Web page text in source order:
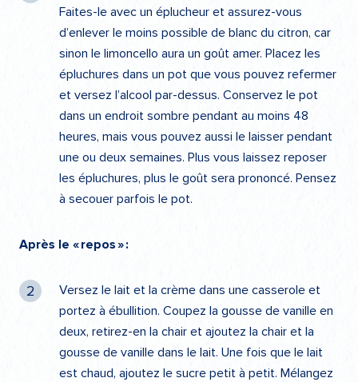
Faites-le avec un éplucheur et assurez-vous
d’enlever le moins possible de blanc du citron, car
sinon le limoncello aura un goût amer. Placez les
épluchures dans un pot que vous pouvez refermer
et versez l’alcool par-dessus. Conservez le pot
dans un endroit sombre pendant au moins 48
heures, mais vous pouvez aussi le laisser pendant
une ou deux semaines. Plus vous laissez reposer
les épluchures, plus le goût sera prononcé. Pensez
à secouer parfois le pot.
Après le « repos » :
Versez le lait et la crème dans une casserole et
portez à ébullition. Coupez la gousse de vanille en
deux, retirez-en la chair et ajoutez la chair et la
gousse de vanille dans le lait. Une fois que le lait
est chaud, ajoutez le sucre petit à petit. Mélangez